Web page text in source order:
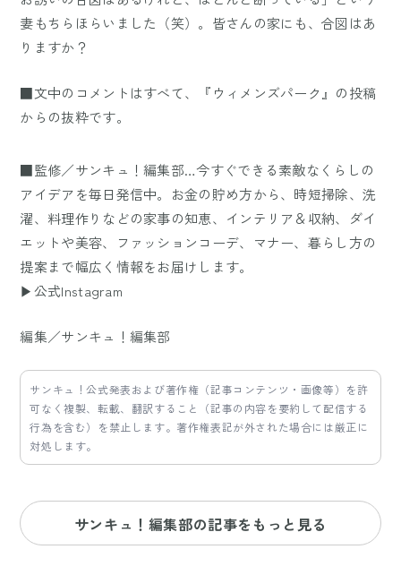
妻もちらほらいました（笑）。皆さんの家にも、合図はあ
りますか？
■文中のコメントはすべて、『ウィメンズパーク』の投稿
からの抜粋です。
■監修／サンキュ！編集部…今すぐできる素敵なくらしの
アイデアを毎日発信中。お金の貯め方から、時短掃除、洗
濯、料理作りなどの家事の知恵、インテリア＆収納、ダイ
エットや美容、ファッションコーデ、マナー、暮らし方の
提案まで幅広く情報をお届けします。
▶公式Instagram
編集／サンキュ！編集部
サンキュ！公式発表および著作権（記事コンテンツ・画像等）を許
可なく複製、転載、翻訳すること（記事の内容を要約して配信する
行為を含む）を禁止します。著作権表記が外された場合には厳正に
対処します。
サンキュ！編集部の記事をもっと見る